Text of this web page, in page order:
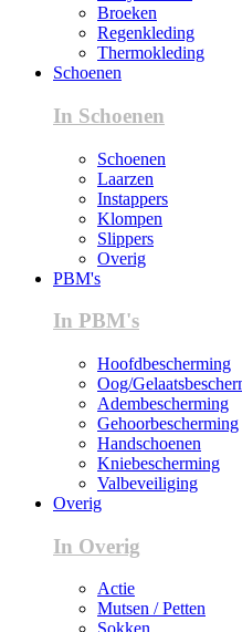
Broeken
Regenkleding
Thermokleding
Schoenen
In Schoenen
Schoenen
Laarzen
Instappers
Klompen
Slippers
Overig
PBM's
In PBM's
Hoofdbescherming
Oog/
Adembescherming
Gehoorbescherming
Handschoenen
Kniebescherming
Valbeveiliging
Overig
In Overig
Actie
Mutsen / Petten